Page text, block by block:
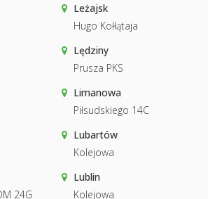
Leżajsk
Hugo Kołłątaja
Lędziny
Prusza PKS
Limanowa
Piłsudskiego 14C
Lubartów
Kolejowa
24G
Lublin
Kolejowa